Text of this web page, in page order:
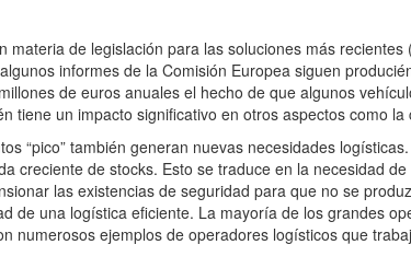
materia de legislación para las soluciones más
informes de la Comisión Europea siguen
de euros anuales el hecho de que algunos
tiene un impacto significativo en otros aspectos como
“pico” también generan nuevas necesidades
creciente de stocks. Esto se traduce en la necesidad
las existencias de seguridad para que no se
de una logística eficiente. La mayoría de los grandes
numerosos ejemplos de operadores logísticos que